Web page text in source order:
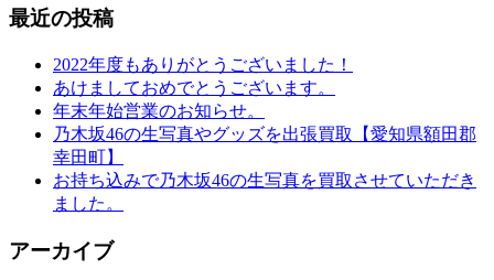
最近の投稿
2022年度もありがとうございました！
あけましておめでとうございます。
年末年始営業のお知らせ。
乃木坂46の生写真やグッズを出張買取【愛知県額田郡
幸田町】
お持ち込みで乃木坂46の生写真を買取させていただき
ました。
アーカイブ